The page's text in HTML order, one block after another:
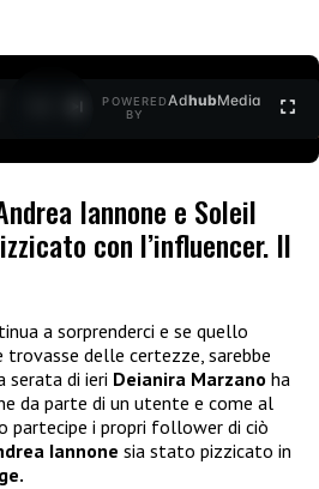
POWERED
BY
AdhubMedia
Iannone e Soleil
con l’influencer. Il
a sorprenderci e se quello
delle certezze, sarebbe
serata di ieri Deianira Marzano ha
da parte di un utente e come al
partecipe i propri follower di ciò
Iannone sia stato pizzicato in